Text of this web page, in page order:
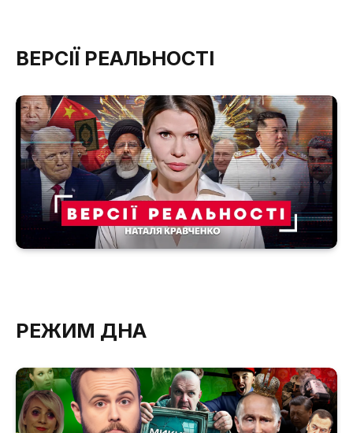
ВЕРСІЇ РЕАЛЬНОСТІ
РЕЖИМ ДНА